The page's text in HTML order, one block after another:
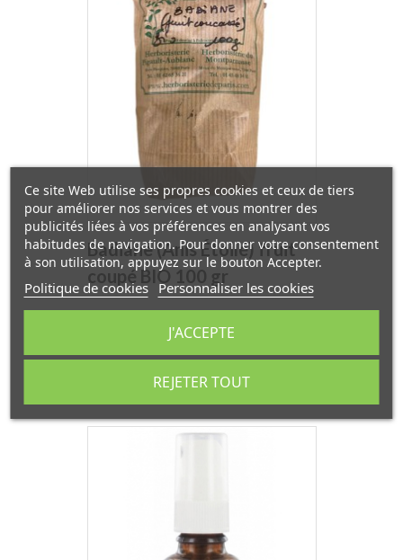
Badiane (Anis Étoilé) fruit
coupé BIO 100 gr
Herboristerie de Paris
Ce site Web utilise ses propres cookies et ceux de tiers
pour améliorer nos services et vous montrer des
publicités liées à vos préférences en analysant vos
habitudes de navigation. Pour donner votre consentement
à son utilisation, appuyez sur le bouton Accepter.
Politique de cookies Personnaliser les cookies
REJETER TOUT
J'ACCEPTE